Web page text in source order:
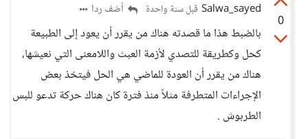
0
Salwa_sayed قبل سنة واحدة أضف ردا
بالضبط هذا ما قصدته هناك من يقرر أن يعود إلى الطبيعة
كحل وكطريقة للتصدي لأزمة العبث واللامعنى التي نعيشها،
هناك من يقرر أن العودة للماضي هي الحل فيتخذ بعض
الإجراءات المتطرفة مثلاً منذ فترة كان هناك حركة تدعو للبس
الطربوش .